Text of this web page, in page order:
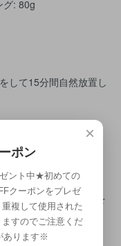
: 80g
して15分間自然放置し
ます。
量のトリートメントを
×
ポン
ント中★初めての
クーポンをプレゼ
複して使用された
すのでご注意くだ
あります※